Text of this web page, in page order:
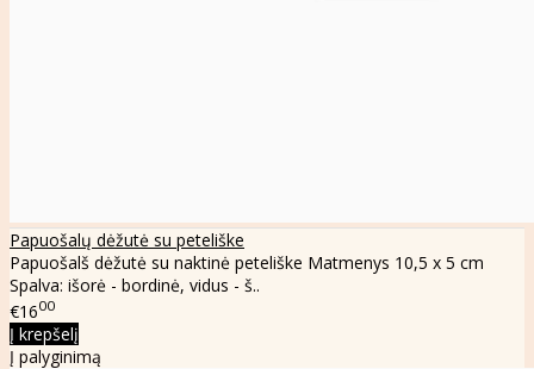
Papuošalų dėžutė su peteliške
Papuošalš dėžutė su naktinė peteliške Matmenys 10,5 x 5 cm
Spalva: išorė - bordinė, vidus - š..
€1600
Į krepšelį
Į palyginimą